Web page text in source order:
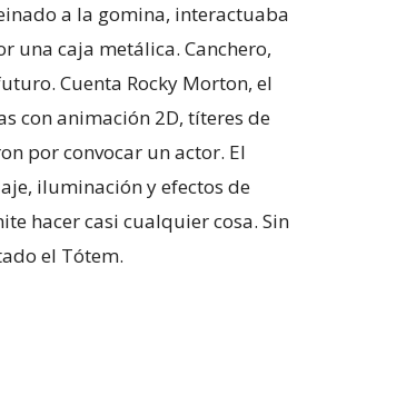
a la gomina, interactuaba
una caja metálica. Canchero,
Cuenta Rocky Morton, el
con animación 2D, títeres de
por convocar un actor. El
iluminación y efectos de
hacer casi cualquier cosa. Sin
el Tótem.